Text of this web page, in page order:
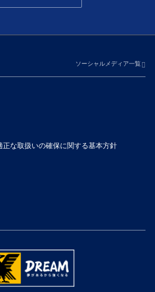
ソーシャルメディア一覧
な取扱いの確保に関する基本方針